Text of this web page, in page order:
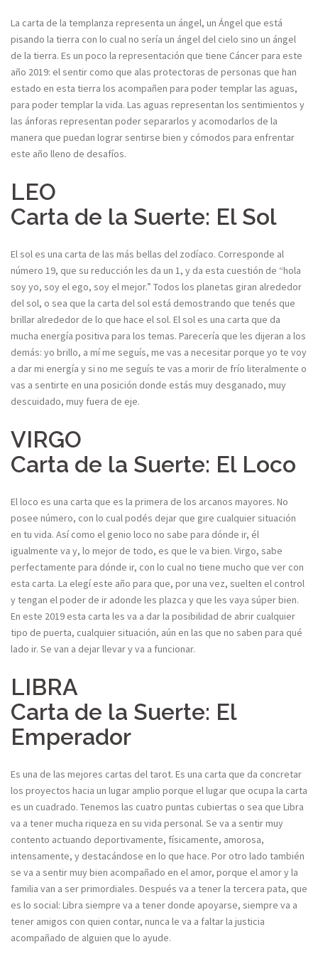
La carta de la templanza representa un ángel, un Ángel que está
pisando la tierra con lo cual no sería un ángel del cielo sino un ángel
de la tierra. Es un poco la representación que tiene Cáncer para este
año 2019: el sentir como que alas protectoras de personas que han
estado en esta tierra los acompañen para poder templar las aguas,
para poder templar la vida. Las aguas representan los sentimientos y
las ánforas representan poder separarlos y acomodarlos de la
manera que puedan lograr sentirse bien y cómodos para enfrentar
este año lleno de desafíos.
LEO
Carta de la Suerte: El Sol
El sol es una carta de las más bellas del zodíaco. Corresponde al
número 19, que su reducción les da un 1, y da esta cuestión de “hola
soy yo, soy el ego, soy el mejor.” Todos los planetas giran alrededor
del sol, o sea que la carta del sol está demostrando que tenés que
brillar alrededor de lo que hace el sol. El sol es una carta que da
mucha energía positiva para los temas. Parecería que les dijeran a los
demás: yo brillo, a mí me seguís, me vas a necesitar porque yo te voy
a dar mi energía y si no me seguís te vas a morir de frío literalmente o
vas a sentirte en una posición donde estás muy desganado, muy
descuidado, muy fuera de eje.
VIRGO
Carta de la Suerte: El Loco
El loco es una carta que es la primera de los arcanos mayores. No
posee número, con lo cual podés dejar que gire cualquier situación
en tu vida. Así como el genio loco no sabe para dónde ir, él
igualmente va y, lo mejor de todo, es que le va bien. Virgo, sabe
perfectamente para dónde ir, con lo cual no tiene mucho que ver con
esta carta. La elegí este año para que, por una vez, suelten el control
y tengan el poder de ir adonde les plazca y que les vaya súper bien.
En este 2019 esta carta les va a dar la posibilidad de abrir cualquier
tipo de puerta, cualquier situación, aún en las que no saben para qué
lado ir. Se van a dejar llevar y va a funcionar.
LIBRA
Carta de la Suerte: El
Emperador
Es una de las mejores cartas del tarot. Es una carta que da concretar
los proyectos hacia un lugar amplio porque el lugar que ocupa la carta
es un cuadrado. Tenemos las cuatro puntas cubiertas o sea que Libra
va a tener mucha riqueza en su vida personal. Se va a sentir muy
contento actuando deportivamente, físicamente, amorosa,
intensamente, y destacándose en lo que hace. Por otro lado también
se va a sentir muy bien acompañado en el amor, porque el amor y la
familia van a ser primordiales. Después va a tener la tercera pata, que
es lo social: Libra siempre va a tener donde apoyarse, siempre va a
tener amigos con quien contar, nunca le va a faltar la justicia
acompañado de alguien que lo ayude.